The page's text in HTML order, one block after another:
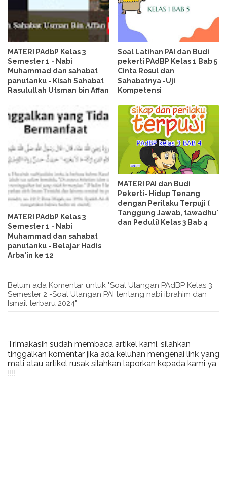
MATERI PAdbP Kelas 3
Semester 1 - Nabi
Muhammad dan sahabat
panutanku - Kisah Sahabat
Rasulullah Utsman bin Affan
Soal Latihan PAI dan Budi
pekerti PAdBP Kelas 1 Bab 5
Cinta Rosul dan
Sahabatnya -Uji
Kompetensi
MATERI PAdbP Kelas 3
Semester 1 - Nabi
Muhammad dan sahabat
panutanku - Belajar Hadis
Arba'in ke 12
MATERI PAI dan Budi
Pekerti- Hidup Tenang
dengan Perilaku Terpuji (
Tanggung Jawab, tawadhu'
dan Peduli) Kelas 3 Bab 4
Belum ada Komentar untuk "Soal Ulangan PAdBP Kelas 3
Semester 2 -Soal Ulangan PAI tentang nabi ibrahim dan
Ismail terbaru 2024"
Trimakasih sudah membaca artikel kami, silahkan
tinggalkan komentar jika ada keluhan mengenai link yang
mati atau artikel rusak silahkan laporkan kepada kami ya
!!!!